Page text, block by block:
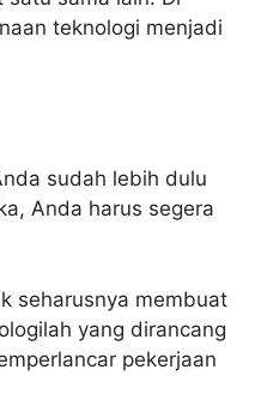
teknologi menjadi
sudah lebih dulu
Anda harus segera
seharusnya membuat
yang dirancang
pekerjaan